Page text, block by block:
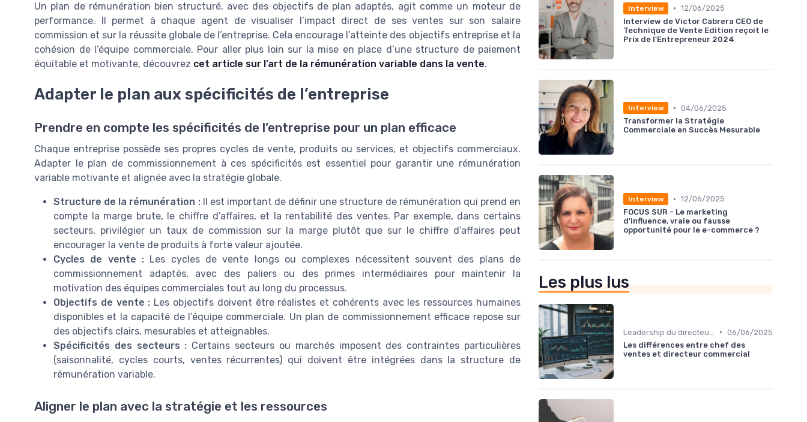
Un plan de rémunération bien structuré, avec des objectifs de plan adaptés, agit comme un moteur de
performance. Il permet à chaque agent de visualiser l’impact direct de ses ventes sur son salaire
commission et sur la réussite globale de l’entreprise. Cela encourage l’atteinte des objectifs entreprise et la
cohésion de l’équipe commerciale. Pour aller plus loin sur la mise en place d’une structure de paiement
équitable et motivante, découvrez cet article sur l’art de la rémunération variable dans la vente.
Adapter le plan aux spécificités de l’entreprise
Prendre en compte les spécificités de l’entreprise pour un plan efficace
Chaque entreprise possède ses propres cycles de vente, produits ou services, et objectifs commerciaux.
Adapter le plan de commissionnement à ces spécificités est essentiel pour garantir une rémunération
variable motivante et alignée avec la stratégie globale.
Structure de la rémunération :Il est important de définir une structure de rémunération qui prend en
compte la marge brute, le chiffre d’affaires, et la rentabilité des ventes. Par exemple, dans certains
secteurs, privilégier un taux de commission sur la marge plutôt que sur le chiffre d’affaires peut
encourager la vente de produits à forte valeur ajoutée.
Cycles de vente : Les cycles de vente longs ou complexes nécessitent souvent des plans de
commissionnement adaptés, avec des paliers ou des primes intermédiaires pour maintenir la
motivation des équipes commerciales tout au long du processus.
Objectifs de vente : Les objectifs doivent être réalistes et cohérents avec les ressources humaines
disponibles et la capacité de l’équipe commerciale. Un plan de commissionnement efficace repose sur
des objectifs clairs, mesurables et atteignables.
Spécificités des secteurs : Certains secteurs ou marchés imposent des contraintes particulières
(saisonnalité, cycles courts, ventes récurrentes) qui doivent être intégrées dans la structure de
rémunération variable.
Aligner le plan avec la stratégie et les ressources
Interview • 12/06/2025
Interview de Victor Cabrera CEO de
Technique de Vente Edition reçoit le
Prix de l'Entrepreneur 2024
Interview • 04/06/2025
Transformer la Stratégie
Commerciale en Succès Mesurable
Interview • 12/06/2025
FOCUS SUR - Le marketing
d'influence, vraie ou fausse
opportunité pour le e-commerce ?
Les plus lus
• 06/06/2025
Les différences entre chef des
ventes et directeur commercial​